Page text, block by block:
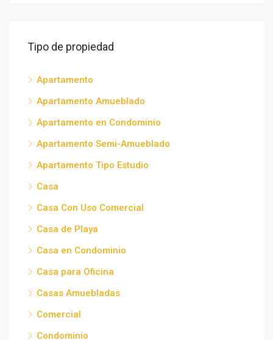
Tipo de propiedad
Apartamento
Apartamento Amueblado
Apartamento en Condominio
Apartamento Semi-Amueblado
Apartamento Tipo Estudio
Casa
Casa Con Uso Comercial
Casa de Playa
Casa en Condominio
Casa para Oficina
Casas Amuebladas
Comercial
Condominio